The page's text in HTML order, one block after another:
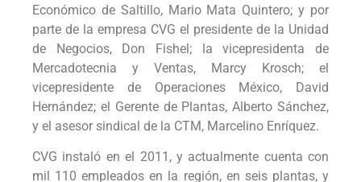
Económico de Saltillo, Mario Mata Quintero; y por
parte de la empresa CVG el presidente de la Unidad
de Negocios, Don Fishel; la vicepresidenta de
Mercadotecnia y Ventas, Marcy Krosch; el
vicepresidente de Operaciones México, David
Hernández; el Gerente de Plantas, Alberto Sánchez,
y el asesor sindical de la CTM, Marcelino Enríquez.
CVG instaló en el 2011, y actualmente cuenta con
mil 110 empleados en la región, en seis plantas, y